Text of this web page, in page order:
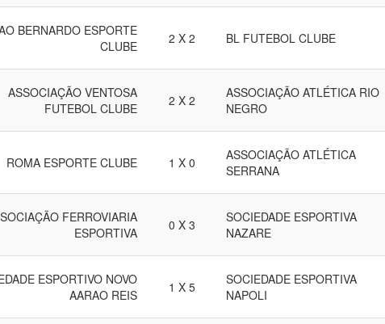
BERNARDO ESPORTE
CLUBE
2 X 2 BL FUTEBOL CLUBE
ASSOCIAÇÃO VENTOSA
FUTEBOL CLUBE
2 X 2
ASSOCIAÇÃO ATLÉTICA RIO
NEGRO
ROMA ESPORTE CLUBE 1 X 0
ASSOCIAÇÃO ATLÉTICA
SERRANA
FERROVIARIA
ESPORTIVA
0 X 3
SOCIEDADE ESPORTIVA
NAZARE
ESPORTIVO NOVO
AARAO REIS
1 X 5
SOCIEDADE ESPORTIVA
NAPOLI